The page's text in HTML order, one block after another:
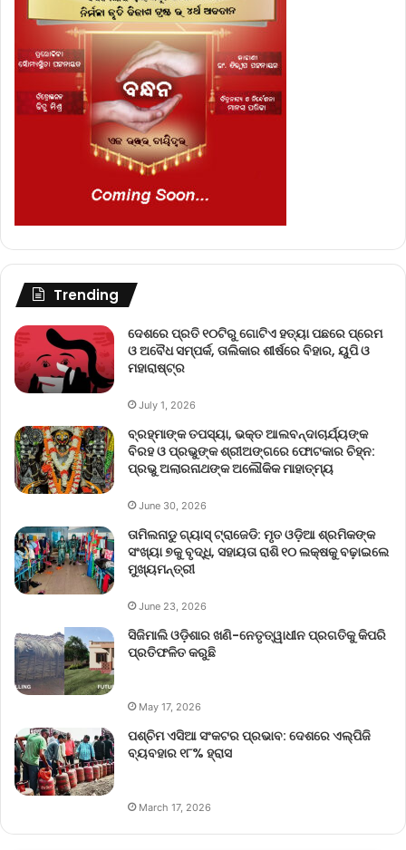
Trending
ଦେଶରେ ପ୍ରତି ୧୦ଟିରୁ ଗୋଟିଏ ହତ୍ୟା ପଛରେ ପ୍ରେମ
ଓ ଅବୈଧ ସମ୍ପର୍କ, ତାଲିକାର ଶୀର୍ଷରେ ବିହାର, ୟୁପି ଓ
ମହାରାଷ୍ଟ୍ର
July 1, 2026
ବ୍ରହ୍ମାଙ୍କ ତପସ୍ୟା, ଭକ୍ତ ଆଲବନ୍ଦାଚାର୍ଯ୍ୟଙ୍କ
ବିରହ ଓ ପ୍ରଭୁଙ୍କ ଶ୍ରୀଅଙ୍ଗରେ ଫୋଟକାର ଚିହ୍ନ:
ପ୍ରଭୁ ଅଲାରନାଥଙ୍କ ଅଲୌକିକ ମାହାତ୍ମ୍ୟ
June 30, 2026
ତାମିଲନାଡୁ ଗ୍ୟାସ୍ ଟ୍ରାଜେଡି: ମୃତ ଓଡ଼ିଆ ଶ୍ରମିକଙ୍କ
ସଂଖ୍ୟା ୭କୁ ବୃଦ୍ଧି, ସହାୟତା ରାଶି ୧୦ ଲକ୍ଷକୁ ବଢ଼ାଇଲେ
ମୁଖ୍ୟମନ୍ତ୍ରୀ
June 23, 2026
ସିଜିମାଲି ଓଡ଼ିଶାର ଖଣି-ନେତୃତ୍ୱାଧୀନ ପ୍ରଗତିକୁ କିପରି
ପ୍ରତିଫଳିତ କରୁଛି
May 17, 2026
ପଶ୍ଚିମ ଏସିଆ ସଂକଟର ପ୍ରଭାବ: ଦେଶରେ ଏଲ୍‌ପିଜି
ବ୍ୟବହାର ୧୮% ହ୍ରାସ
March 17, 2026